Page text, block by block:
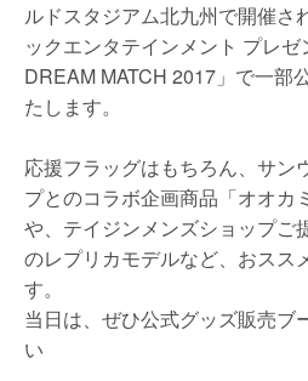
ルドスタジアム北九州で開催さ
ックエンタテインメント プレ
DREAM MATCH 2017」で一部
たします。
応援フラッグはもちろん、サン
プとのコラボ企画商品「オオカ
や、テイジンメンズショップご
のレプリカモデルなど、おスス
す。
当日は、ぜひ公式グッズ販売ブ
い